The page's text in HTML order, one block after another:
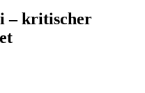
– kritischer